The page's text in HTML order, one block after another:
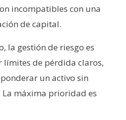
incompatibles con una
de capital.
la gestión de riesgo es
de pérdida claros,
un activo sin
máxima prioridad es